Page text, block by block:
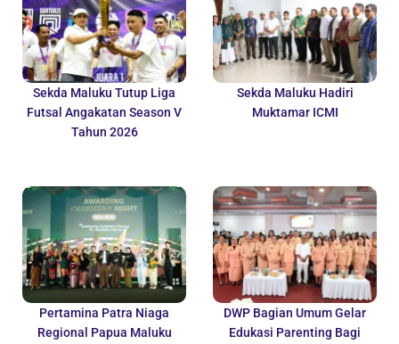
Sekda Maluku Tutup Liga
Futsal Angakatan Season V
Tahun 2026
Sekda Maluku Hadiri
Muktamar ICMI
Pertamina Patra Niaga
Regional Papua Maluku
DWP Bagian Umum Gelar
Edukasi Parenting Bagi